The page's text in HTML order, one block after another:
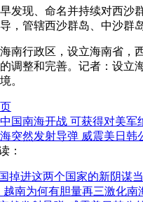
现、命名并持续对西沙群
，管辖西沙群岛、中沙群
行政区，设立海南省，西
调整和完善。记者：设立
。
国南海开战 可获得对美军
突然发射导弹 威震美日韩
：
掉进这两个国家的新阴谋
越南为何有胆量再三激化南